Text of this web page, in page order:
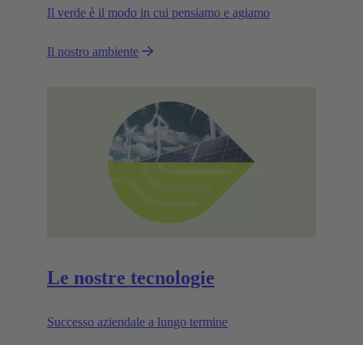
Il verde è il modo in cui pensiamo e agiamo
Il nostro ambiente
Le nostre tecnologie
Successo aziendale a lungo termine